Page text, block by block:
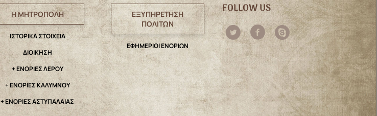
Η ΜΗΤΡΟΠΟΛΗ
IΣΤΟΡΙΚΑ ΣΤΟΙΧΕΙΑ
ΔΙΟΙΚΗΣΗ
+ ΕΝΟΡΙΕΣ ΛΕΡΟΥ
+ ΕΝΟΡΙΕΣ ΚΑΛΥΜΝΟΥ
+ ΕΝΟΡΙΕΣ ΑΣΤΥΠΑΛΑΙΑΣ
ΕΞΥΠΗΡΕΤΗΣΗ
ΠΟΛΙΤΩΝ
ΕΦΗΜΕΡΙΟΙ ΕΝΟΡΙΩΝ
FOLLOW US